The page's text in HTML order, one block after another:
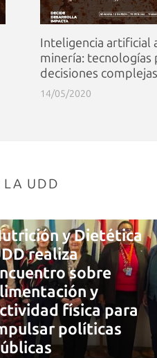
Inteligencia artificial
minería: tecnologías
decisiones complejas
14/05/2020
LA UDD
y Dietética
realiza
sobre
y
física para
políticas